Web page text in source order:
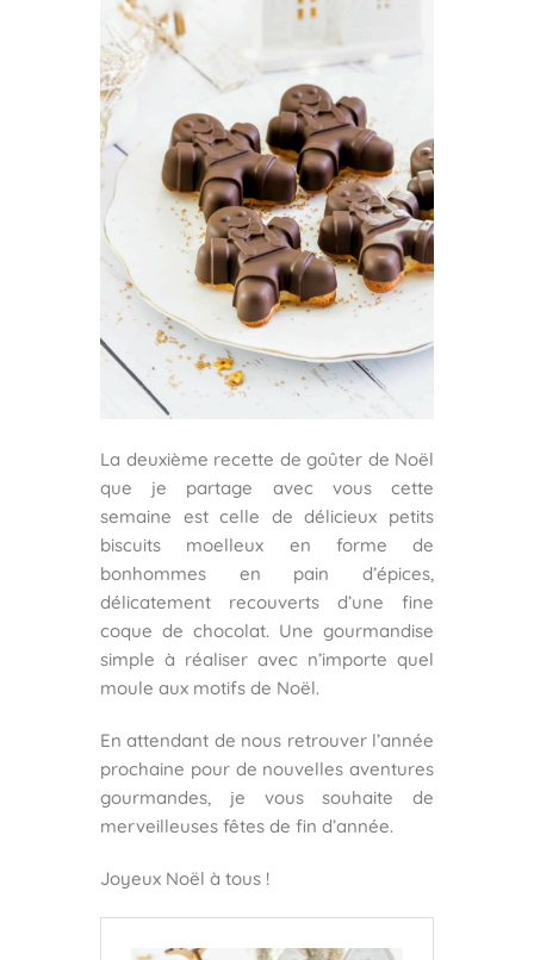
La deuxième recette de goûter de Noël
que je partage avec vous cette
semaine est celle de délicieux petits
biscuits moelleux en forme de
bonhommes en pain d’épices,
délicatement recouverts d’une fine
coque de chocolat. Une gourmandise
simple à réaliser avec n’importe quel
moule aux motifs de Noël.
En attendant de nous retrouver l’année
prochaine pour de nouvelles aventures
gourmandes, je vous souhaite de
merveilleuses fêtes de fin d’année.
Joyeux Noël à tous !